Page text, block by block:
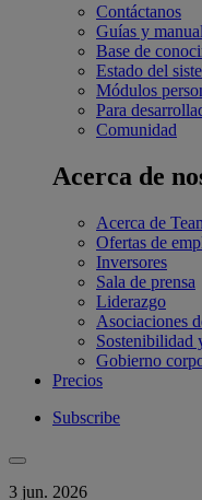
Contáctanos
Guías y
Base de
Estado del
Módulos
Para
Comunidad
Acerca de
Acerca de
Ofertas de
Inversores
Sala de prensa
Liderazgo
Asociaciones
Sostenibilidad
Gobierno
Precios
Subscribe
3 jun. 2026